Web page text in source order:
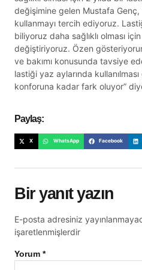
değişimine gelen Mustafa Genç,
kullanmayı tercih ediyoruz.
biliyoruz daha sağlıklı olması
değiştiriyoruz. Özen
ve bakımı konusunda tavsiye
lastiği yaz aylarında
konforuna kadar fark oluyor”
Paylaş:
X WhatsApp Facebook
Bir yanıt yazın
E-posta adresiniz
işaretlenmişlerdir
Yorum *